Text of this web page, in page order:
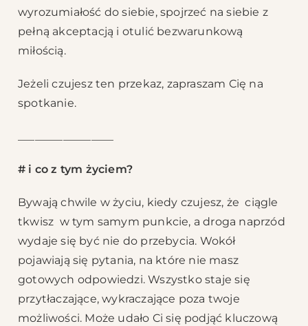
wyrozumiałość do siebie, spojrzeć na siebie z
pełną akceptacją i otulić bezwarunkową
miłością.
Jeżeli czujesz ten przekaz, zapraszam Cię na
spotkanie.
# i co z tym życiem?
Bywają chwile w życiu, kiedy czujesz, że ciągle
tkwisz w tym samym punkcie, a droga naprzód
wydaje się być nie do przebycia. Wokół
pojawiają się pytania, na które nie masz
gotowych odpowiedzi. Wszystko staje się
przytłaczające, wykraczające poza twoje
możliwości. Może udało Ci się podjąć kluczową